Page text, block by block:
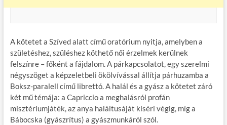
A kötetet a Szíved alatt című oratórium nyitja, amelyben a
születéshez, szüléshez köthető női érzelmek kerülnek
felszínre – főként a fájdalom. A párkapcsolatot, egy szerelmi
négyszöget a képzeletbeli ökölvívással állítja párhuzamba a
Boksz-paralell című librettó. A halál és a gyász a kötetet záró
két mű témája: a Capriccio a meghalásról profán
misztériumjáték, az anya haláltusáját kíséri végig, míg a
Bábocska (gyászrítus) a gyászmunkáról szól.